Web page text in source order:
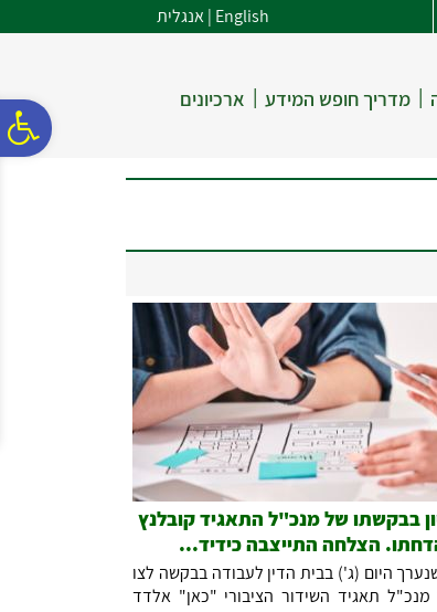
נגישות
אתר
המרכזי
English
|אנגלית
| מדריך חופש המידע | ארכיונים
בבקשתו של מנכ"ל התאגיד קובלנץ
הצלחה התייצבה כידיד...
היום (ג') בבית הדין לעבודה בבקשה לצו
מנכ"ל תאגיד השידור הציבורי "כאן" אלדד